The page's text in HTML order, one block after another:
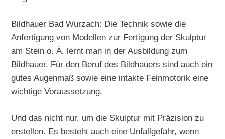
Bildhauer Bad Wurzach: Die Technik sowie die
Anfertigung von Modellen zur Fertigung der Skulptur
am Stein o. Ä. lernt man in der Ausbildung zum
Bildhauer. Für den Beruf des Bildhauers sind auch ein
gutes Augenmaß sowie eine intakte Feinmotorik eine
wichtige Voraussetzung.
Und das nicht nur, um die Skulptur mit Präzision zu
erstellen. Es besteht auch eine Unfallgefahr, wenn